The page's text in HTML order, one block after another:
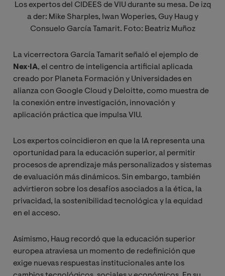
Los expertos del CIDEES de VIU durante su mesa. De izq
a der: Mike Sharples, Iwan Woperies, Guy Haug y
Consuelo García Tamarit. Foto: Beatriz Muñoz
La vicerrectora García Tamarit señaló el ejemplo de
Nex·IA, el centro de inteligencia artificial aplicada
creado por Planeta Formación y Universidades en
alianza con Google Cloud y Deloitte, como muestra de
la conexión entre investigación, innovación y
aplicación práctica que impulsa VIU.
Los expertos coincidieron en que la IA representa una
oportunidad para la educación superior, al permitir
procesos de aprendizaje más personalizados y sistemas
de evaluación más dinámicos. Sin embargo, también
advirtieron sobre los desafíos asociados a la ética, la
privacidad, la sostenibilidad tecnológica y la equidad
en el acceso.
Asimismo, Haug recordó que la educación superior
europea atraviesa un momento de redefinición que
exige nuevas respuestas institucionales ante los